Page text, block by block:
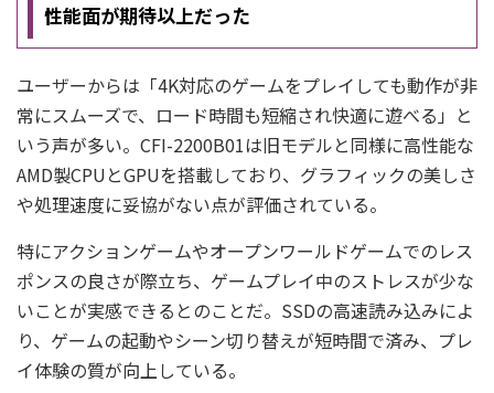
性能面が期待以上だった
ユーザーからは「4K対応のゲームをプレイしても動作が非
常にスムーズで、ロード時間も短縮され快適に遊べる」と
いう声が多い。CFI-2200B01は旧モデルと同様に高性能な
AMD製CPUとGPUを搭載しており、グラフィックの美しさ
や処理速度に妥協がない点が評価されている。
特にアクションゲームやオープンワールドゲームでのレス
ポンスの良さが際立ち、ゲームプレイ中のストレスが少な
いことが実感できるとのことだ。SSDの高速読み込みによ
り、ゲームの起動やシーン切り替えが短時間で済み、プレ
イ体験の質が向上している。